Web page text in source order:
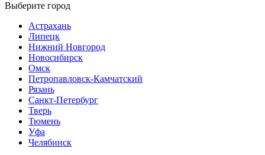
Выберите город
Астрахань
Липецк
Нижний Новгород
Новосибирск
Омск
Петропавловск-Камчатский
Рязань
Санкт-Петербург
Тверь
Тюмень
Уфа
Челябинск